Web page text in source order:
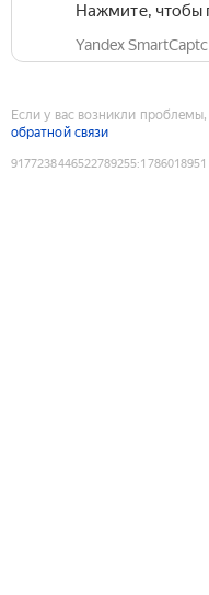
Нажмите, чтобы
Yandex
Если у вас возникли
обратной связи
9177238446522789255:1786018951